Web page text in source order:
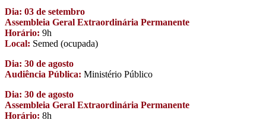
Dia: 03 de setembro
Assembleia Geral Extraordinária Permanente
Horário: 9h
Local: Semed (ocupada)
Dia: 30 de agosto
Audiência Pública: Ministério Público
Dia: 30 de agosto
Assembleia Geral Extraordinária Permanente
Horário: 8h